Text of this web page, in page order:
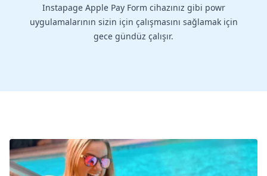
Instapage Apple Pay Form cihazınız gibi powr
uygulamalarının sizin için çalışmasını sağlamak için
gece gündüz çalışır.